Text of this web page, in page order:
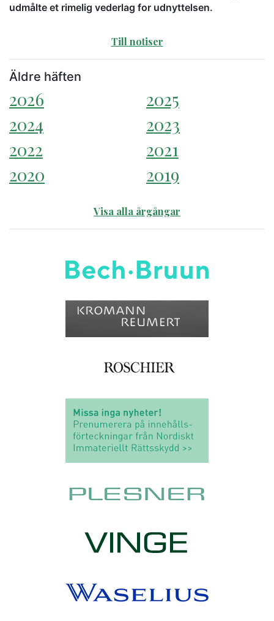
udmålte et rimelig vederlag for udnyttelsen.
Till notiser
Äldre häften
2026
2025
2024
2023
2022
2021
2020
2019
Visa alla årgångar